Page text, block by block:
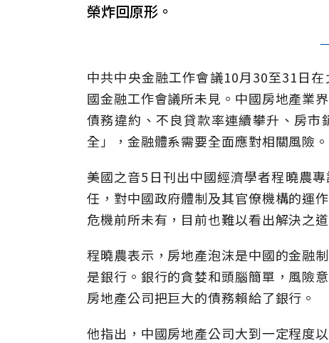
榮炸回原形。
中共中央金融工作會議10月30至31日
國金融工作會議所未見。中國房地產業
債務違約、不良貸款率連續攀升、房
全」，金融體系需要全面應對相關風險。
美國之音5日刊出中國經濟學者程曉農
任，對中國政府體制及其官僚機構的運
危機前所未有，目前也難以看出解決之道
程曉農表示，房地產泡沫是中國的金融
是銀行。銀行的貪婪和頭腦簡單，風險
房地產公司把巨大的債務賴給了銀行。
他指出，中國房地產公司大到一定程度